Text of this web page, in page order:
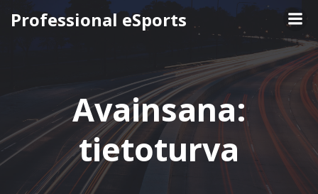
Skip
to
Professional eSports
Avainsana:
tietoturva